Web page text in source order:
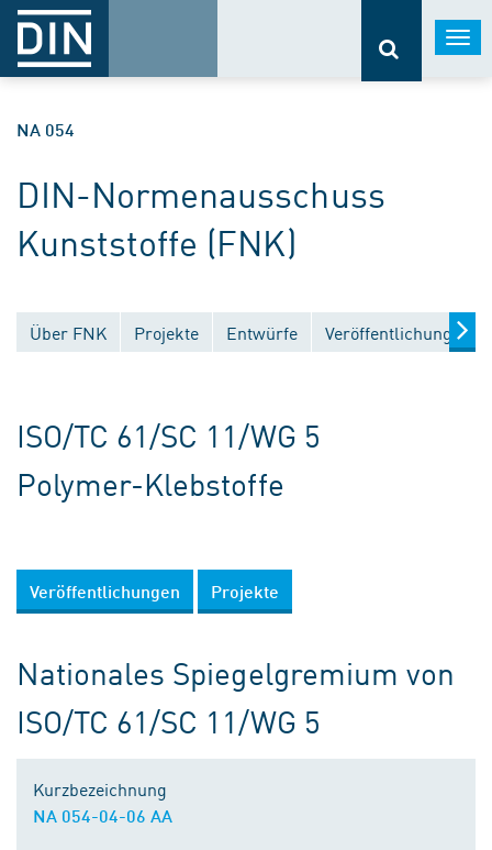
NA 054
DIN-Normenausschuss
Kunststoffe (FNK)
Über FNK Projekte Entwürfe Veröffentlichungen
ISO/TC 61/SC 11/WG 5
Polymer-Klebstoffe
Veröffentlichungen Projekte
Nationales Spiegelgremium von
ISO/TC 61/SC 11/WG 5
Kurzbezeichnung
NA 054-04-06 AA